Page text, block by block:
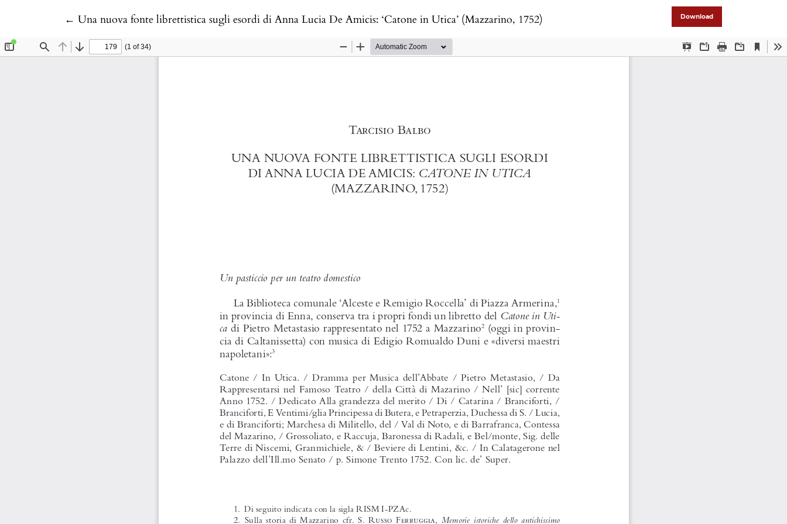
← Return to Article Details
Una nuova fonte librettistica sugli esordi di Anna Lucia De Amicis: ‘Catone in Utica’ (Mazzarino, 1752) Download